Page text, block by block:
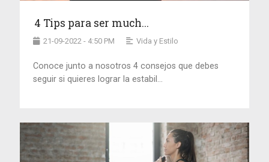
4 Tips para ser much...
21-09-2022 - 4:50 PM Vida y Estilo
Conoce junto a nosotros 4 consejos que debes
seguir si quieres lograr la estabil...